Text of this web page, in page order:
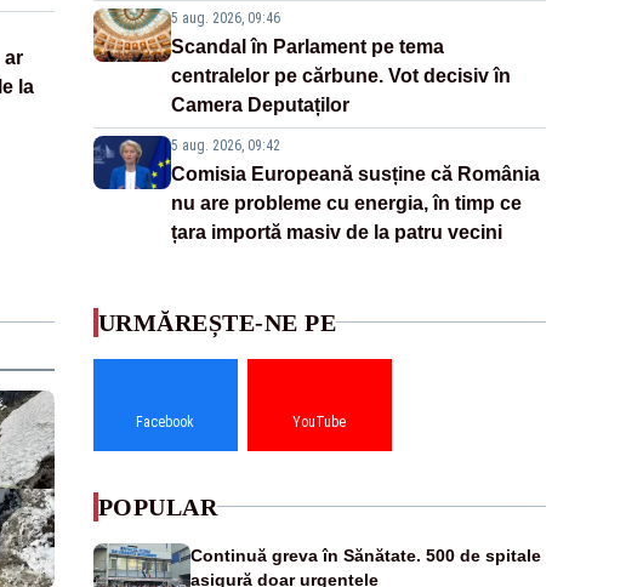
ar
la
5 aug. 2026, 09:46
Scandal în Parlament pe tema
centralelor pe cărbune. Vot decisiv în
Camera Deputaților
5 aug. 2026, 09:42
Comisia Europeană susține că România
nu are probleme cu energia, în timp ce
țara importă masiv de la patru vecini
URMĂREȘTE-NE PE
Facebook YouTube
POPULAR
Continuă greva în Sănătate. 500 de spitale
asigură doar urgențele